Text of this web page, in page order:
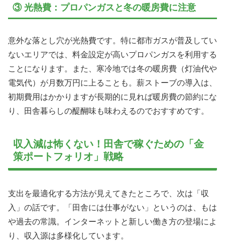
③ 光熱費：プロパンガスと冬の暖房費に注意
意外な落とし穴が光熱費です。特に都市ガスが普及してい
ないエリアでは、料金設定が高いプロパンガスを利用する
ことになります。また、寒冷地では冬の暖房費（灯油代や
電気代）が月数万円に上ることも。薪ストーブの導入は、
初期費用はかかりますが長期的に見れば暖房費の節約にな
り、田舎暮らしの醍醐味も味わえるのでおすすめです。
収入減は怖くない！田舎で稼ぐための「金
策ポートフォリオ」戦略
支出を最適化する方法が見えてきたところで、次は「収
入」の話です。「田舎には仕事がない」というのは、もは
や過去の常識。インターネットと新しい働き方の登場によ
り、収入源は多様化しています。